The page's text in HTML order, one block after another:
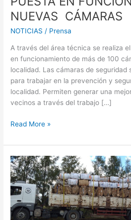
NUEVAS CÁMARAS
NOTICIAS / Prensa
A través del área técnica se realiza
en funcionamiento de más de 100
localidad. Las cámaras de seguridad
para trabajar en la prevención y
localidad. Permiten generar una
vecinos a través del trabajo […]
Read More »
DESDE
LA
PLANTA
DE
RECICLAJE
SE